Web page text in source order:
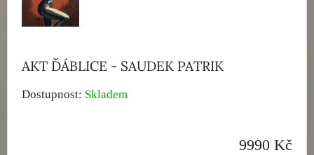
AKT ĎÁBLICE - SAUDEK PATRIK
Dostupnost: Skladem
9990 Kč